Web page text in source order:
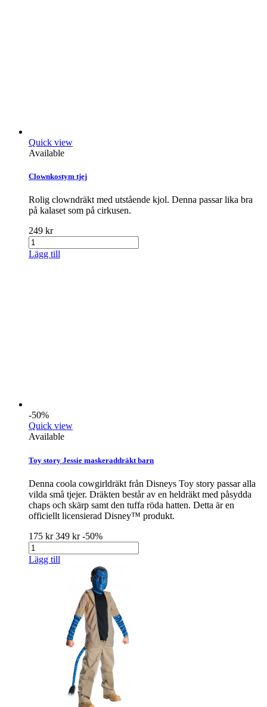
Quick view
Available
Clownkostym tjej
Rolig clowndräkt med utstående kjol. Denna passar lika bra
på kalaset som på cirkusen.
249 kr
Lägg till
-50%
Quick view
Available
Toy story Jessie maskeraddräkt barn
Denna coola cowgirldräkt från Disneys Toy story passar alla
vilda små tjejer. Dräkten består av en heldräkt med påsydda
chaps och skärp samt den tuffa röda hatten. Detta är en
officiellt licensierad Disney™ produkt.
175 kr349 kr-50%
Lägg till